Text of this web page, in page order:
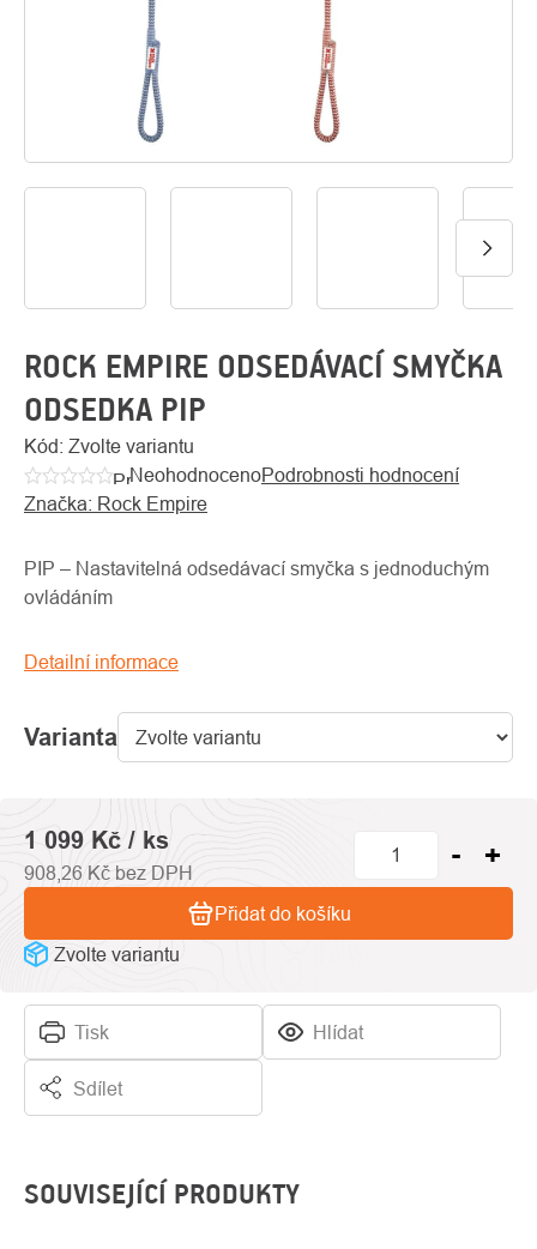
O
ROCK EMPIRE ODSEDÁVACÍ SMYČKA
ODSEDKA PIP
Kód: Zvolte variantu
Průměrné
hodnocení
je
5
NeohodnocenoPodrobnosti hodnocení
Značka: Rock Empire
Varianta
PIP – Nastavitelná odsedávací smyčka s jednoduchým
ovládáním
Detailní informace
Tisk Hlídat
Sdílet
1 099 Kč / ks
908,26 Kč bez DPH
Zvolte variantu
Přidat do košíku
SOUVISEJÍCÍ PRODUKTY